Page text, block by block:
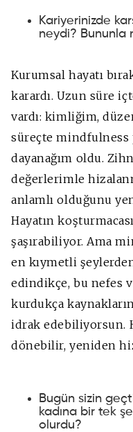
Kariyerinizde
neydi? Bununla
Kurumsal hayatı
karardı. Uzun süre
vardı: kimliğim,
süreçte
dayanağım oldu.
değerlerimle
anlamlı olduğunu
Hayatın
şaşırabiliyor. Ama
en kıymetli
edindikçe, bu nefes
kurdukça
idrak edebiliyorsun.
dönebilir, yeniden
Bugün sizin
kadına bir tek
olurdu?